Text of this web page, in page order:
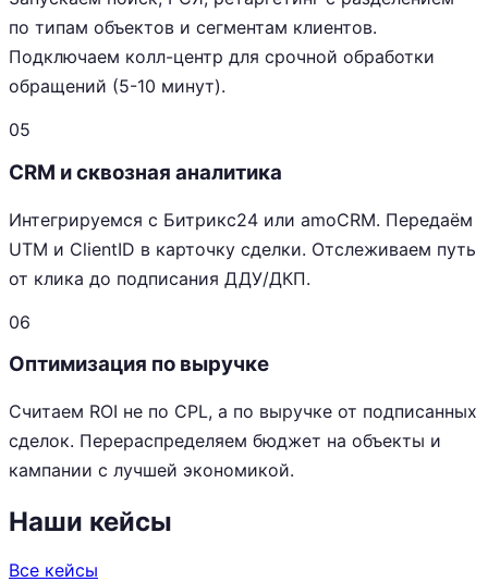
по типам объектов и сегментам клиентов.
Подключаем колл-центр для срочной обработки
обращений (5-10 минут).
05
CRM и сквозная аналитика
Интегрируемся с Битрикс24 или amoCRM. Передаём
UTM и ClientID в карточку сделки. Отслеживаем путь
от клика до подписания ДДУ/ДКП.
06
Оптимизация по выручке
Считаем ROI не по CPL, а по выручке от подписанных
сделок. Перераспределяем бюджет на объекты и
кампании с лучшей экономикой.
Наши кейсы
Все кейсы